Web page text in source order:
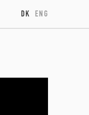
DK ENG